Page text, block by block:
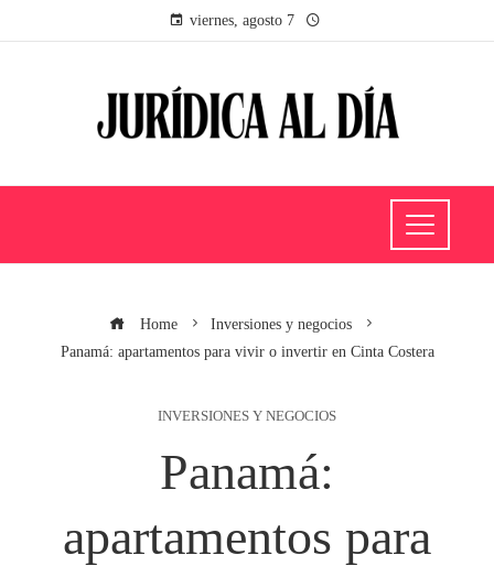
viernes, agosto 7
Home
Inversiones y negocios
Panamá: apartamentos para vivir o invertir en Cinta Costera
INVERSIONES Y NEGOCIOS
Panamá:
apartamentos para